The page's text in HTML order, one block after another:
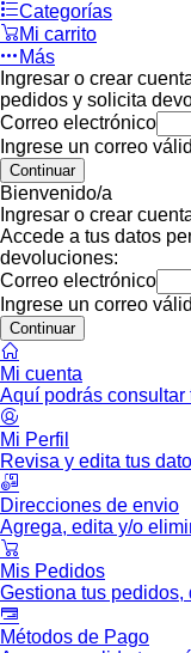
Categorías
Mi carrito
Más
Ingresar o crear
pedidos y solicita
Correo electrónico
Ingrese un correo
Continuar
Bienvenido/a
Ingresar o crear
Accede a tus datos
devoluciones:
Correo electrónico
Ingrese un correo
Continuar
Mi cuenta
Aquí podrás
Mi Perfil
Revisa y edita tus
Direcciones de envio
Agrega, edita y/o
Mis Pedidos
Gestiona tus pedidos,
Métodos de Pago